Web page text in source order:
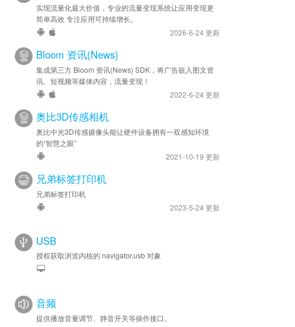
实现流量化最大价值，专业的流量变现系统让应用变现更
简单高效 专注应用可持续增长。
2026-6-24 更新
Bloom 资讯(News)
集成第三方 Bloom 资讯(News) SDK，将广告嵌入图文资
讯、短视频等媒体内容，流量变现！
2022-6-24 更新
奥比3D传感相机
奥比中光3D传感摄像头能让硬件设备拥有一双感知环境
的“智慧之眼”
2021-10-19 更新
兄弟标签打印机
兄弟标签打印机
2023-5-24 更新
USB
授权获取浏览内核的 navigator.usb 对象
音频
提供播放音量调节、静音开关等操作接口。